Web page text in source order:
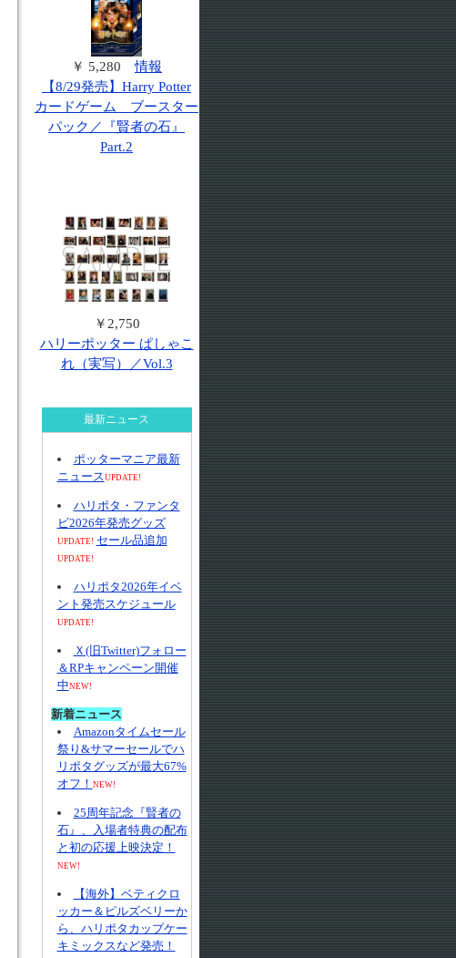
￥ 5,280情報
【8/29発売】Harry Potter
カードゲーム ブースター
パック／『賢者の石』
Part.2
￥2,750
ハリーポッター ぱしゃこ
れ（実写）／Vol.3
最新ニュース
ポッターマニア最新
ニュースUPDATE!
ハリポタ・ファンタ
ビ2026年発売グッズ
UPDATE! セール品追加
UPDATE!
ハリポタ2026年イベ
ント発売スケジュール
UPDATE!
Ｘ(旧Twitter)フォロー
＆RPキャンペーン開催
中NEW!
新着ニュース
Amazonタイムセール
祭り&サマーセールでハ
リポタグッズが最大67%
オフ！ NEW!
25周年記念『賢者の
石』、入場者特典の配布
と初の応援上映決定！
NEW!
【海外】ベティクロ
ッカー＆ピルズベリーか
ら、ハリポタカップケー
キミックスなど発売！